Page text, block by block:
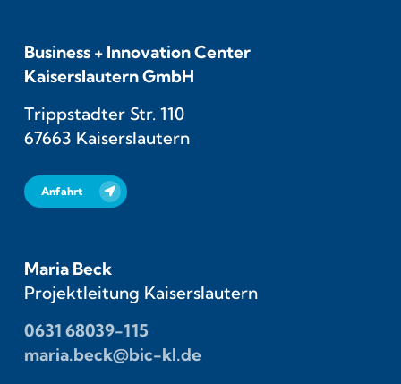
Business + Innovation Center
Kaiserslautern GmbH
Trippstadter Str. 110
67663 Kaiserslautern
Anfahrt
Maria Beck
Projektleitung Kaiserslautern
0631 68039-115
maria.beck@bic-kl.de